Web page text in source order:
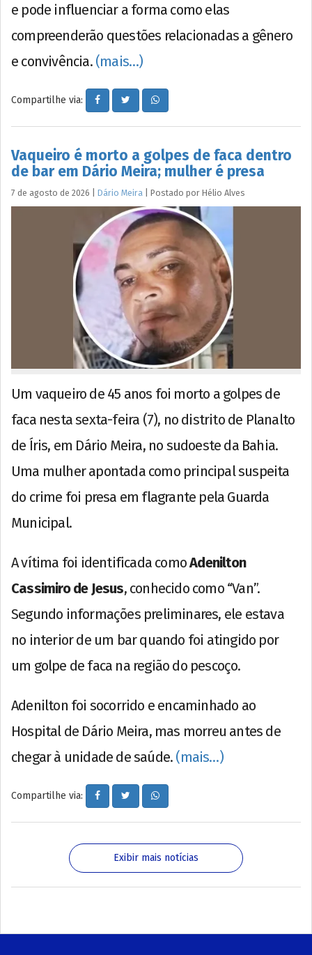
e pode influenciar a forma como elas
compreenderão questões relacionadas a gênero
e convivência. (mais…)
Compartilhe via:
Vaqueiro é morto a golpes de faca dentro
de bar em Dário Meira; mulher é presa
7 de agosto de 2026 Dário Meira Postado por Hélio Alves
Um vaqueiro de 45 anos foi morto a golpes de
faca nesta sexta-feira (7), no distrito de Planalto
de Íris, em Dário Meira, no sudoeste da Bahia.
Uma mulher apontada como principal suspeita
do crime foi presa em flagrante pela Guarda
Municipal.
A vítima foi identificada comoAdenilton
Cassimiro de Jesus, conhecido como “Van”.
Segundo informações preliminares, ele estava
no interior de um bar quando foi atingido por
um golpe de faca na região do pescoço.
Adenilton foi socorrido e encaminhado ao
Hospital de Dário Meira, mas morreu antes de
chegar à unidade de saúde. (mais…)
Compartilhe via:
Exibir mais notícias